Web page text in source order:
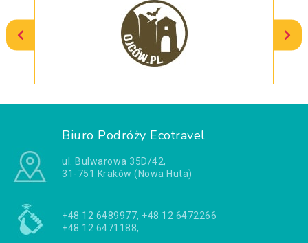
Biuro Podróży Ecotravel
ul. Bulwarowa 35D/42,
31-751 Kraków (Nowa Huta)
+48 12 6489977, +48 12 6472266
+48 12 6471188,